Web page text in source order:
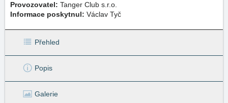
Provozovatel: Tanger Club s.r.o.
Informace poskytnul: Václav Tyč
Přehled
Popis
Galerie